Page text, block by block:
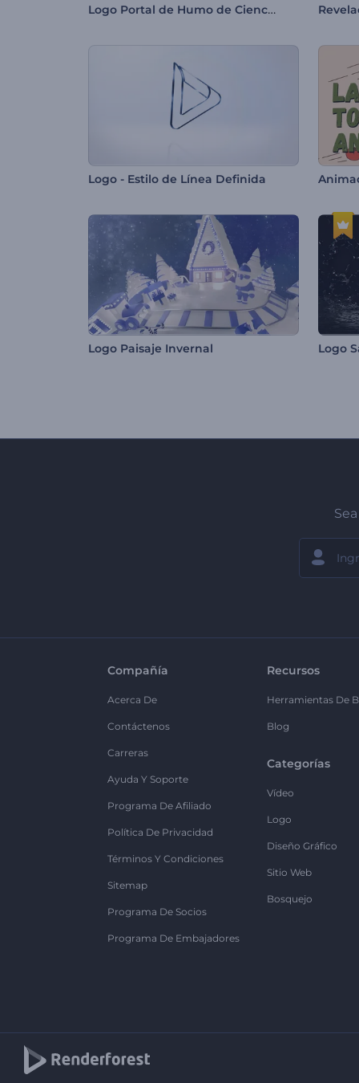
Logo Portal de Humo de Ciencia Ficción
Logo - Estilo de Línea Definida
Logo Paisaje Invernal
Compañía
Acerca De
Contáctenos
Carreras
Ayuda Y Soporte
Programa De Afiliado
Política De Privacidad
Términos Y Condiciones
Sitemap
Programa De Socios
Programa De Embajadores
Recursos
Herramientas De
Blog
Categorías
Vídeo
Logo
Diseño Gráfico
Sitio Web
Bosquejo